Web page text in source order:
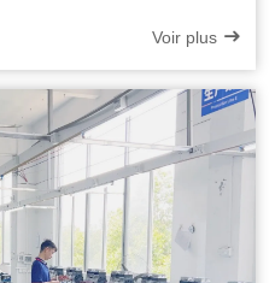
Voir plus